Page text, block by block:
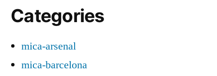
Categories
mica-arsenal
mica-barcelona